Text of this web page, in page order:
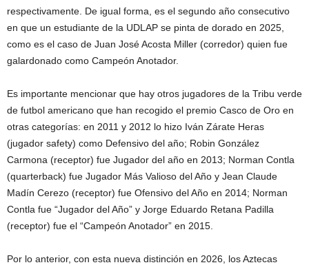
respectivamente. De igual forma, es el segundo año consecutivo
en que un estudiante de la UDLAP se pinta de dorado en 2025,
como es el caso de Juan José Acosta Miller (corredor) quien fue
galardonado como Campeón Anotador.
Es importante mencionar que hay otros jugadores de la Tribu verde
de futbol americano que han recogido el premio Casco de Oro en
otras categorías: en 2011 y 2012 lo hizo Iván Zárate Heras
(jugador safety) como Defensivo del año; Robin González
Carmona (receptor) fue Jugador del año en 2013; Norman Contla
(quarterback) fue Jugador Más Valioso del Año y Jean Claude
Madín Cerezo (receptor) fue Ofensivo del Año en 2014; Norman
Contla fue “Jugador del Año” y Jorge Eduardo Retana Padilla
(receptor) fue el “Campeón Anotador” en 2015.
Por lo anterior, con esta nueva distinción en 2026, los Aztecas